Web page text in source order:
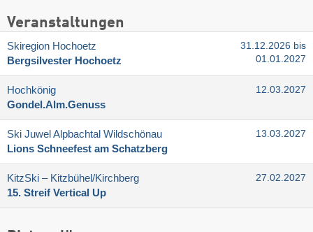
Veranstaltungen
Skiregion Hochoetz
Bergsilvester Hochoetz
31.12.2026 bis
01.01.2027
Hochkönig
Gondel.Alm.Genuss
12.03.2027
Ski Juwel Alpbachtal Wildschönau
Lions Schneefest am Schatzberg
13.03.2027
KitzSki – Kitzbühel/​Kirchberg
15. Streif Vertical Up
27.02.2027